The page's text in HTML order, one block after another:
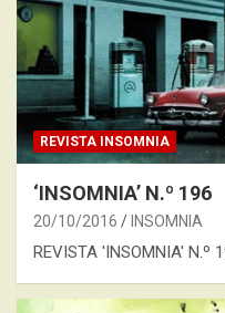
REVISTA INSOMNIA
‘INSOMNIA’ N.º 196
20/10/2016 INSOMNIA
REVISTA 'INSOMNIA' N.º